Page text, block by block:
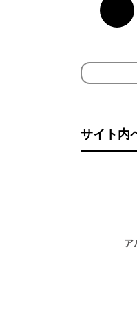
検
サイト内
ア